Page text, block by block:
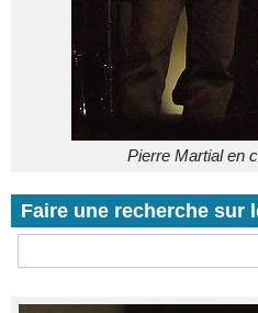
Pierre Martial en
Faire une recherche sur